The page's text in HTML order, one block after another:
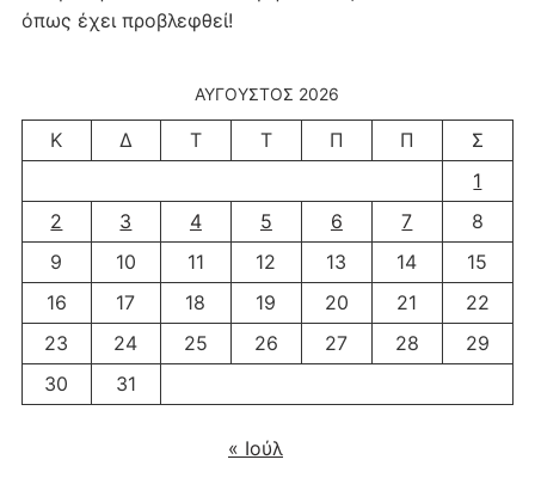
όπως έχει προβλεφθεί!
ΑΎΓΟΥΣΤΟΣ 2026
Κ Δ Τ Τ Π Π
Σ
1
2
3 4 5 6 7
8
9
10 11 12 13 14
15
16
17 18 19 20 21
22
23
24 25 26 27 28
29
30
31
« Ιούλ